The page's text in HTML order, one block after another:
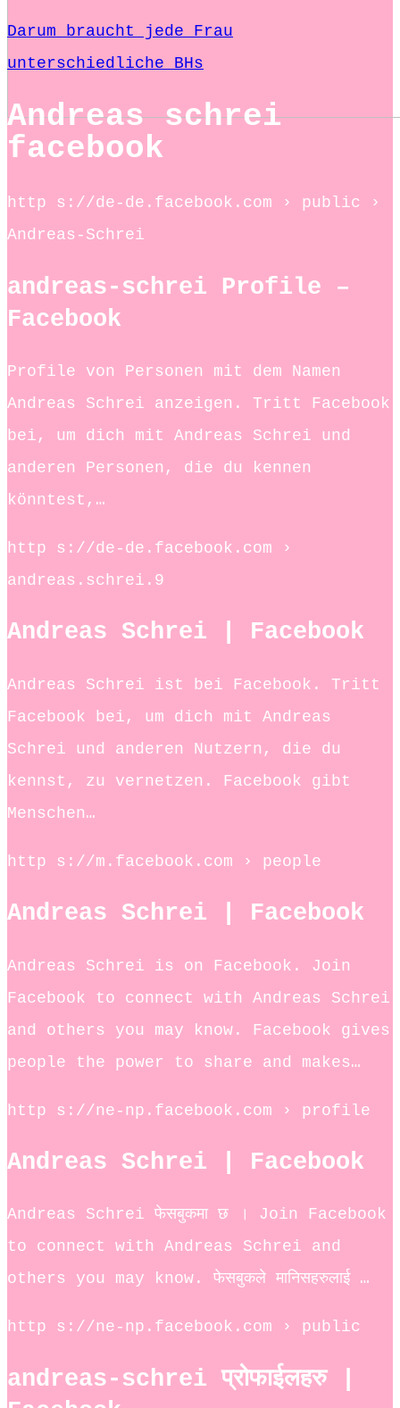
Darum braucht jede Frau
unterschiedliche BHs
Andreas schrei
facebook
http s://de-de.facebook.com › public ›
Andreas-Schrei
andreas-schrei Profile –
Facebook
Profile von Personen mit dem Namen
Andreas Schrei anzeigen. Tritt Facebook
bei, um dich mit Andreas Schrei und
anderen Personen, die du kennen
könntest,…
http s://de-de.facebook.com ›
andreas.schrei.9
Andreas Schrei | Facebook
Andreas Schrei ist bei Facebook. Tritt
Facebook bei, um dich mit Andreas
Schrei und anderen Nutzern, die du
kennst, zu vernetzen. Facebook gibt
Menschen…
http s://m.facebook.com › people
Andreas Schrei | Facebook
Andreas Schrei is on Facebook. Join
Facebook to connect with Andreas Schrei
and others you may know. Facebook gives
people the power to share and makes…
http s://ne-np.facebook.com › profile
Andreas Schrei | Facebook
Andreas Schrei फेसबुकमा छ । Join Facebook
to connect with Andreas Schrei and
others you may know. फेसबुकले मानिसहरुलाई …
http s://ne-np.facebook.com › public
andreas-schrei प्रोफाईलहरु |